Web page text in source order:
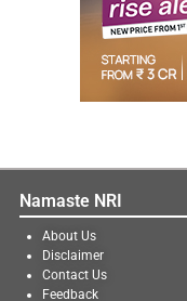
Namaste NRI
About Us
Disclaimer
Contact Us
Feedback